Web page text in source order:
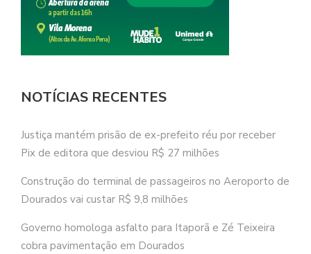
NOTÍCIAS RECENTES
Justiça mantém prisão de ex-prefeito réu por receber
Pix de editora que desviou R$ 27 milhões
Construção do terminal de passageiros no Aeroporto de
Dourados vai custar R$ 9,8 milhões
Governo homologa asfalto para Itaporã e Zé Teixeira
cobra pavimentação em Dourados